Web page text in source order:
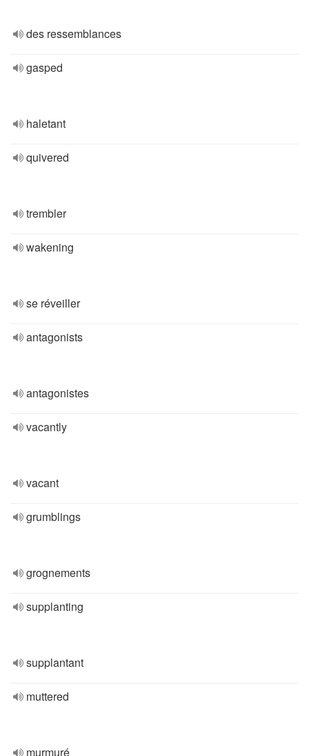
des ressemblances
gasped
haletant
quivered
trembler
wakening
se réveiller
antagonists
antagonistes
vacantly
vacant
grumblings
grognements
supplanting
supplantant
muttered
murmuré